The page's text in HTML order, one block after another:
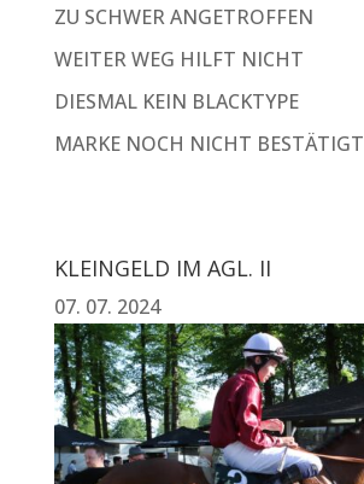
ZU SCHWER ANGETROFFEN
WEITER WEG HILFT NICHT
DIESMAL KEIN BLACKTYPE
MARKE NOCH NICHT BESTÄTIGT
KLEINGELD IM AGL. II
07. 07. 2024